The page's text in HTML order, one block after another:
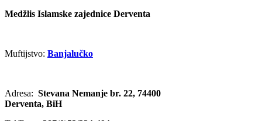
Medžlis Islamske zajednice Derventa
Muftijstvo: Banjalučko
Adresa: Stevana Nemanje br. 22, 74400
Derventa, BiH